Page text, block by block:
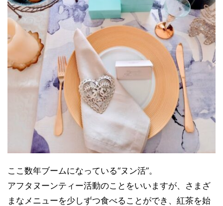
ここ数年ブームになっている“ヌン活”。
アフタヌーンティー活動のことをいいますが、さまざ
まなメニューを少しずつ食べることができ、紅茶を始